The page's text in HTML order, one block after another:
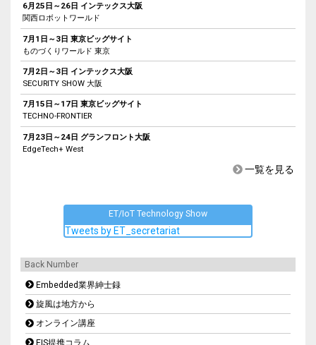
6月25日～26日 インテックス大阪
関西ロボットワールド
7月1日～3日 東京ビッグサイト
ものづくりワールド 東京
7月2日～3日 インテックス大阪
SECURITY SHOW 大阪
7月15日～17日 東京ビッグサイト
TECHNO-FRONTIER
7月23日～24日 グランフロント大阪
EdgeTech+ West
一覧を見る
ET/IoT Technology Show
Tweets by ET_secretariat
Back Number
Embedded業界紳士録
旋風は地方から
オンライン講座
EIS提携コラム